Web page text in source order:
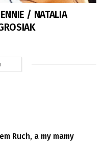
/ NATALIA
Ruch, a my mamy